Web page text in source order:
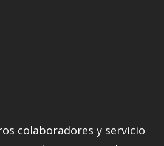
colaboradores y servicio